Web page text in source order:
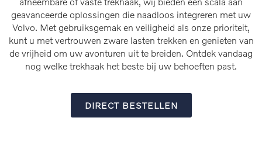
geavanceerde oplossingen die naadloos integreren met uw
Volvo. Met gebruiksgemak en veiligheid als onze prioriteit,
kunt u met vertrouwen zware lasten trekken en genieten van
de vrijheid om uw avonturen uit te breiden. Ontdek vandaag
nog welke trekhaak het beste bij uw behoeften past.
DIRECT BESTELLEN